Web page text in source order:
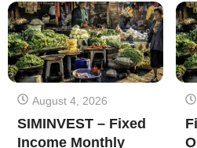
August 4, 2026
SIMINVEST – Fixed
Income Monthly